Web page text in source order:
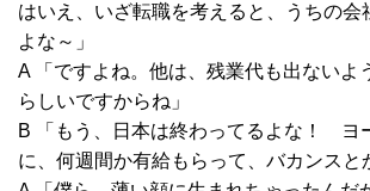
はいえ、いざ転職を考えると、うちの会
よな～」
A 「ですよね。他は、残業代も出ないよ
らしいですからね」
B 「もう、日本は終わってるよな！ ヨ
に、何週間か有給もらって、バカンスと